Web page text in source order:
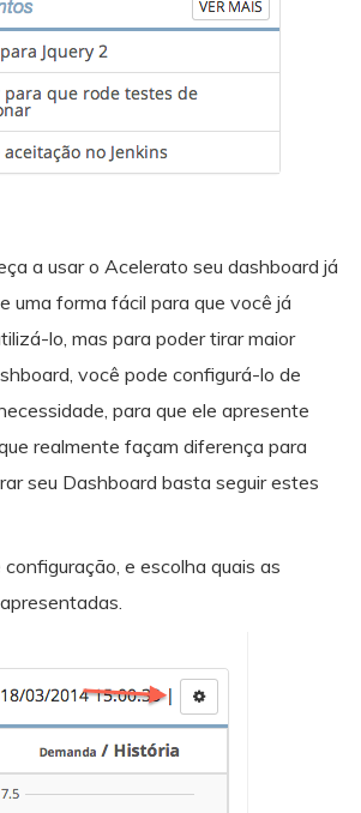
a usar o Acelerato seu dashboard já
uma forma fácil para que você já
lo, mas para poder tirar maior
você pode configurá-lo de
para que ele apresente
realmente façam diferença para
seu Dashboard basta seguir estes
e escolha quais as